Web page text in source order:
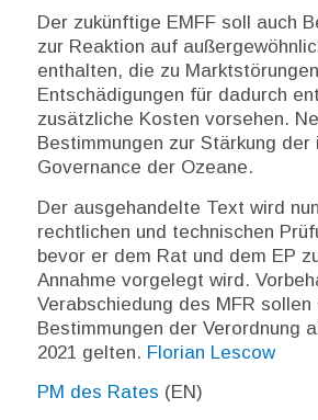
Der zukünftige EMFF soll auch
zur Reaktion auf
enthalten, die zu
Entschädigungen für dadurch
zusätzliche Kosten vorsehen.
Bestimmungen zur Stärkung
Governance der Ozeane.
Der ausgehandelte Text wird
rechtlichen und technischen
bevor er dem Rat und dem EP
Annahme vorgelegt wird.
Verabschiedung des MFR sollen
Bestimmungen der Verordnung
2021 gelten. Florian Lescow
PM des Rates (EN)